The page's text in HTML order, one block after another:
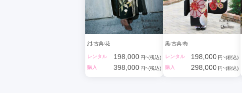
紺 古典 花
レンタル 198,000 円~(税込)
購入
398,000 円~(税込)
黒 古典 梅
レンタル 198,000 円~(税込)
購入
298,000 円~(税込)